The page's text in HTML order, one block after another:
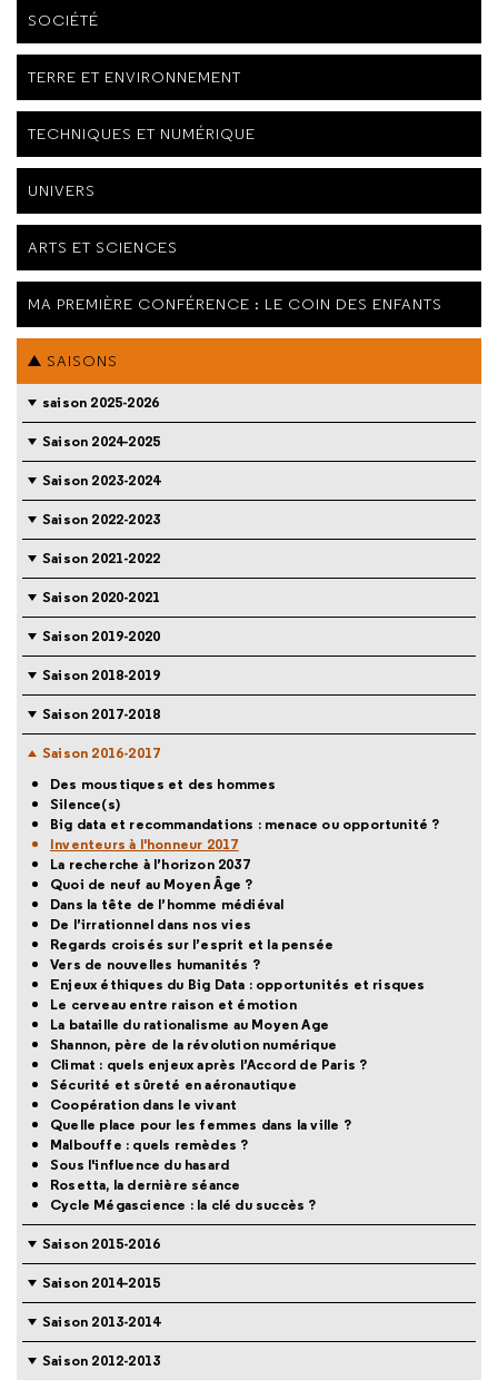
SOCIÉTÉ
TERRE ET ENVIRONNEMENT
TECHNIQUES ET NUMÉRIQUE
UNIVERS
ARTS ET SCIENCES
MA PREMIÈRE CONFÉRENCE : LE COIN DES ENFANTS
SAISONS
saison 2025-2026
Saison 2024-2025
Saison 2023-2024
Saison 2022-2023
Saison 2021-2022
Saison 2020-2021
Saison 2019-2020
Saison 2018-2019
Saison 2017-2018
Saison 2016-2017
Des moustiques et des hommes
Silence(s)
Big data et recommandations : menace ou opportunité ?
Inventeurs à l'honneur 2017
La recherche à l’horizon 2037
Quoi de neuf au Moyen Âge ?
Dans la tête de l’homme médiéval
De l’irrationnel dans nos vies
Regards croisés sur l’esprit et la pensée
Vers de nouvelles humanités ?
Enjeux éthiques du Big Data : opportunités et risques
Le cerveau entre raison et émotion
La bataille du rationalisme au Moyen Age
Shannon, père de la révolution numérique
Climat : quels enjeux après l’Accord de Paris ?
Sécurité et sûreté en aéronautique
Coopération dans le vivant
Quelle place pour les femmes dans la ville ?
Malbouffe : quels remèdes ?
Sous l'influence du hasard
Rosetta, la dernière séance
Cycle Mégascience : la clé du succès ?
Saison 2015-2016
Saison 2014-2015
Saison 2013-2014
Saison 2012-2013